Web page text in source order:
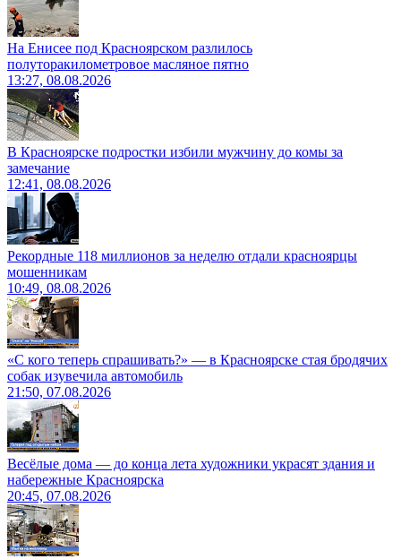
На Енисее под Красноярском разлилось
полуторакилометровое масляное пятно
13:27, 08.08.2026
В Красноярске подростки избили мужчину до комы за
замечание
12:41, 08.08.2026
Рекордные 118 миллионов за неделю отдали красноярцы
мошенникам
10:49, 08.08.2026
«С кого теперь спрашивать?» — в Красноярске стая бродячих
собак изувечила автомобиль
21:50, 07.08.2026
Весёлые дома — до конца лета художники украсят здания и
набережные Красноярска
20:45, 07.08.2026